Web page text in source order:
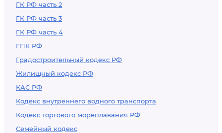
ГК РФ часть 2
ГК РФ часть 3
ГК РФ часть 4
ГПК РФ
Градостроительный кодекс РФ
Жилищный кодекс РФ
КАС РФ
Кодекс внутреннего водного транспорта
Кодекс торгового мореплавания РФ
Семейный кодекс